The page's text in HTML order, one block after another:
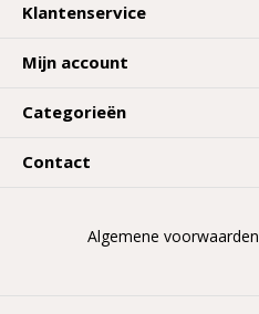
Klantenservice
Mijn account
Categorieën
Contact
Algemene voorwaarden